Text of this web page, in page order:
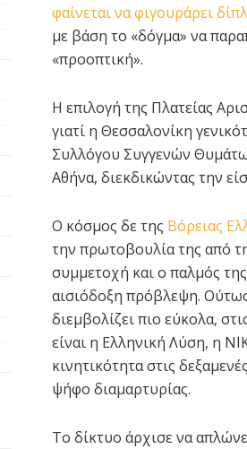
φαίνεται να φιγουράρει
με βάση το «δόγμα» να
«προοπτική».
Η επιλογή της Πλατείας
γιατί η Θεσσαλονίκη
Συλλόγου Συγγενών
Αθήνα, διεκδικώντας την
Ο κόσμος δε της Βόρειας
την πρωτοβουλία της από
συμμετοχή και ο παλμός
αισιόδοξη πρόβλεψη.
διεμβολίζει πιο εύκολα,
είναι η Ελληνική Λύση, η
κινητικότητα στις
ψήφο διαμαρτυρίας.
Το δίκτυο άρχισε να